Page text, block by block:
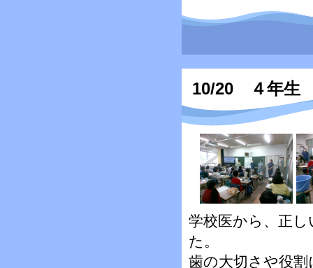
10/20 ４年生
学校医から、正
た。
歯の大切さや役